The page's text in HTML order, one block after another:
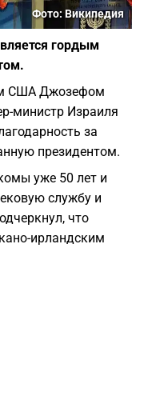
Фото: Википедия
гордым
США Джозефом
министр Израиля
за
президентом.
уже 50 лет и
службу и
что
ирландским